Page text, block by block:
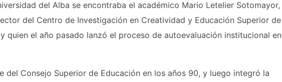
del Alba se encontraba el académico Mario Letelier Sotomayor,
del Centro de Investigación en Creatividad y Educación Superior de
quien el año pasado lanzó el proceso de autoevaluación institucional en
del Consejo Superior de Educación en los años 90, y luego integró la